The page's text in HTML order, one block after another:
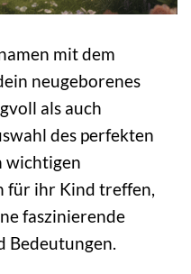
mit dem
neugeborenes
als auch
des perfekten
wichtigen
für ihr Kind treffen,
faszinierende
Bedeutungen.